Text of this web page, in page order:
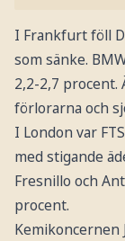
I Frankfurt föll
som sänke.
2,2-2,7 procent.
förlorarna och
I London var
med stigande
Fresnillo och
procent.
Kemikoncernen